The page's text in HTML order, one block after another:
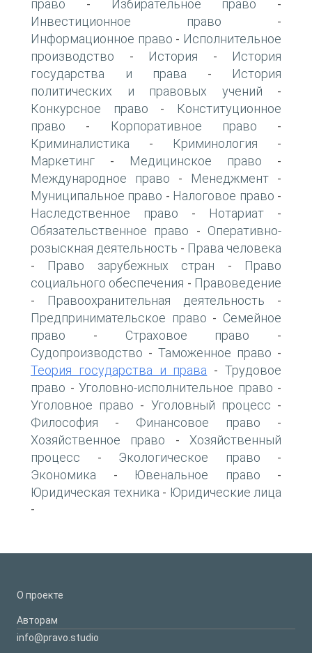
право - Избирательное право -
Инвестиционное право -
Информационное право - Исполнительное
производство - История -
История
государства и права -
История
политических и правовых учений -
Конкурсное право -
Конституционное
право - Корпоративное право -
Криминалистика - Криминология -
Маркетинг - Медицинское право -
Международное право - Менеджмент -
Муниципальное право - Налоговое право -
Наследственное право - Нотариат -
Обязательственное право - Оперативно-
розыскная деятельность - Права человека
- Право зарубежных стран -
Право
социального обеспечения - Правоведение
- Правоохранительная деятельность -
Предпринимательское право - Семейное
право - Страховое право -
Судопроизводство - Таможенное право -
Теория государства и права -Трудовое
право - Уголовно-исполнительное право -
Уголовное право - Уголовный процесс -
Философия - Финансовое право -
Хозяйственное право - Хозяйственный
процесс - Экологическое право -
Экономика - Ювенальное право -
Юридическая техника - Юридические лица
-
О проекте
Авторам
info@pravo.studio